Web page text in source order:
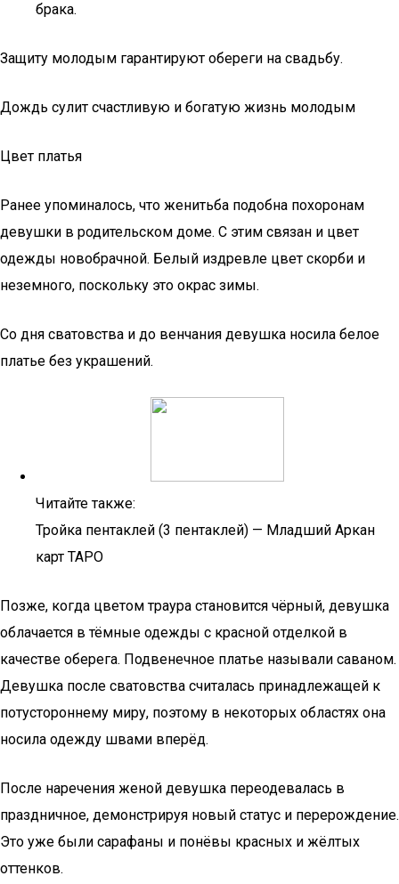
брака.
Защиту молодым гарантируют обереги на свадьбу.
Дождь сулит счастливую и богатую жизнь молодым
Цвет платья
Ранее упоминалось, что женитьба подобна похоронам
девушки в родительском доме. С этим связан и цвет
одежды новобрачной. Белый издревле цвет скорби и
неземного, поскольку это окрас зимы.
Со дня сватовства и до венчания девушка носила белое
платье без украшений.
Читайте также:
Тройка пентаклей (3 пентаклей) — Младший Аркан
карт ТАРО
Позже, когда цветом траура становится чёрный, девушка
облачается в тёмные одежды с красной отделкой в
качестве оберега. Подвенечное платье называли саваном.
Девушка после сватовства считалась принадлежащей к
потустороннему миру, поэтому в некоторых областях она
носила одежду швами вперёд.
После наречения женой девушка переодевалась в
праздничное, демонстрируя новый статус и перерождение.
Это уже были сарафаны и понёвы красных и жёлтых
оттенков.